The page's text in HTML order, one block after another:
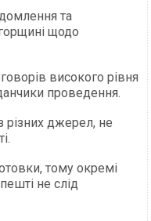
та
щодо
високого рівня
проведення.
різних джерел, не
тому окремі
не слід